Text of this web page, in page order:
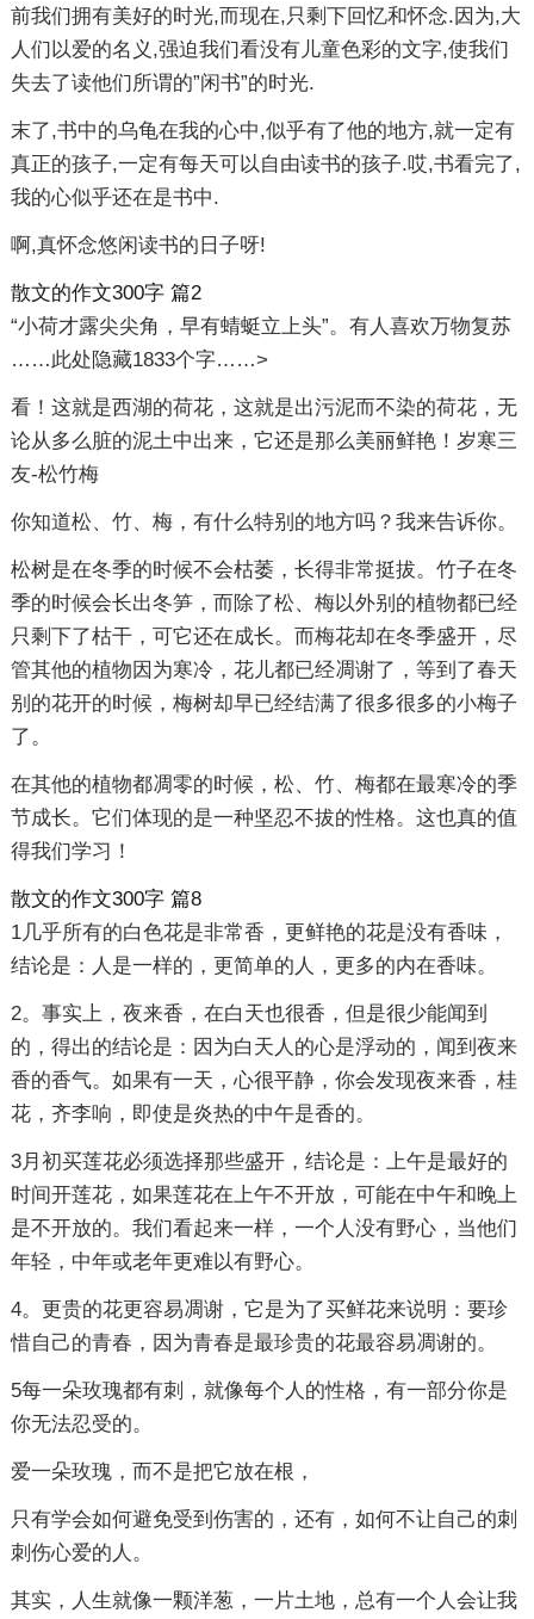
前我们拥有美好的时光,而现在,只剩下回忆和怀念.因为,大
人们以爱的名义,强迫我们看没有儿童色彩的文字,使我们
失去了读他们所谓的”闲书”的时光.
末了,书中的乌龟在我的心中,似乎有了他的地方,就一定有
真正的孩子,一定有每天可以自由读书的孩子.哎,书看完了,
我的心似乎还在是书中.
啊,真怀念悠闲读书的日子呀!
散文的作文300字 篇2
“小荷才露尖尖角，早有蜻蜓立上头”。有人喜欢万物复苏
……此处隐藏1833个字……>
看！这就是西湖的荷花，这就是出污泥而不染的荷花，无
论从多么脏的泥土中出来，它还是那么美丽鲜艳！岁寒三
友-松竹梅
你知道松、竹、梅，有什么特别的地方吗？我来告诉你。
松树是在冬季的时候不会枯萎，长得非常挺拔。竹子在冬
季的时候会长出冬笋，而除了松、梅以外别的植物都已经
只剩下了枯干，可它还在成长。而梅花却在冬季盛开，尽
管其他的植物因为寒冷，花儿都已经凋谢了，等到了春天
别的花开的时候，梅树却早已经结满了很多很多的小梅子
了。
在其他的植物都凋零的时候，松、竹、梅都在最寒冷的季
节成长。它们体现的是一种坚忍不拔的性格。这也真的值
得我们学习！
散文的作文300字 篇8
1几乎所有的白色花是非常香，更鲜艳的花是没有香味，
结论是：人是一样的，更简单的人，更多的内在香味。
2。事实上，夜来香，在白天也很香，但是很少能闻到
的，得出的结论是：因为白天人的心是浮动的，闻到夜来
香的香气。如果有一天，心很平静，你会发现夜来香，桂
花，齐李响，即使是炎热的中午是香的。
3月初买莲花必须选择那些盛开，结论是：上午是最好的
时间开莲花，如果莲花在上午不开放，可能在中午和晚上
是不开放的。我们看起来一样，一个人没有野心，当他们
年轻，中年或老年更难以有野心。
4。更贵的花更容易凋谢，它是为了买鲜花来说明：要珍
惜自己的青春，因为青春是最珍贵的花最容易凋谢的。
5每一朵玫瑰都有刺，就像每个人的性格，有一部分你是
你无法忍受的。
爱一朵玫瑰，而不是把它放在根，
只有学会如何避免受到伤害的，还有，如何不让自己的刺
刺伤心爱的人。
其实，人生就像一颗洋葱，一片土地，总有一个人会让我